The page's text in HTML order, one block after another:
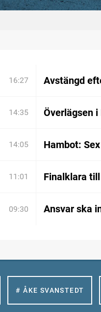
16:27 Avstängd
14:35 Överlägsen
14:05 Hambot:
11:01 Finalklara
09:30 Ansvar ska
# ÅKE SVANSTEDT